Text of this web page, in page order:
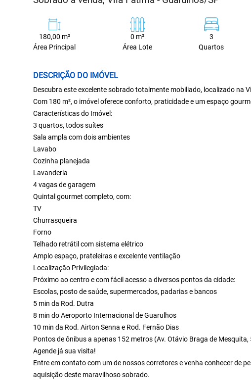
180,00 m²
Área Principal
0 m²
Área Lote
3
Quartos
DESCRIÇÃO DO IMÓVEL
Descubra este excelente sobrado totalmente mobiliado, localizado na
Com 180 m², o imóvel oferece conforto, praticidade e um espaço
Características do Imóvel:
3 quartos, todos suítes
Sala ampla com dois ambientes
Lavabo
Cozinha planejada
Lavanderia
4 vagas de garagem
Quintal gourmet completo, com:
TV
Churrasqueira
Forno
Telhado retrátil com sistema elétrico
Amplo espaço, prateleiras e excelente ventilação
Localização Privilegiada:
Próximo ao centro e com fácil acesso a diversos pontos da cidade:
Escolas, posto de saúde, supermercados, padarias e bancos
5 min da Rod. Dutra
8 min do Aeroporto Internacional de Guarulhos
10 min da Rod. Airton Senna e Rod. Fernão Dias
Pontos de ônibus a apenas 152 metros (Av. Otávio Braga de Mesquita,
Agende já sua visita!
Entre em contato com um de nossos corretores e venha conhecer de
aquisição deste maravilhoso sobrado.